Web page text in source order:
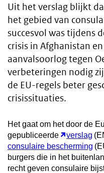
Uit het verslag blijkt
het gebied van
succesvol was tijdens
crisis in Afghanistan en
aanvalsoorlog tegen
verbeteringen nodig
de EU-regels beter
crisissituaties.
Het gaat om het door de
gepubliceerde
verslag
consulaire bescherming
burgers die in het
recht geven consulaire